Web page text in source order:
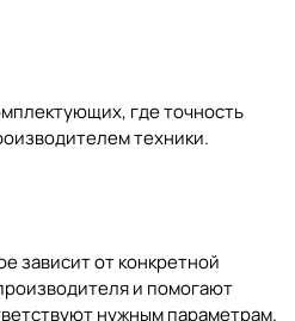
где точность
техники.
зависит от конкретной
и помогают
нужным параметрам.